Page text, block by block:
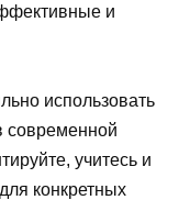
и
использовать
современной
учитесь и
конкретных